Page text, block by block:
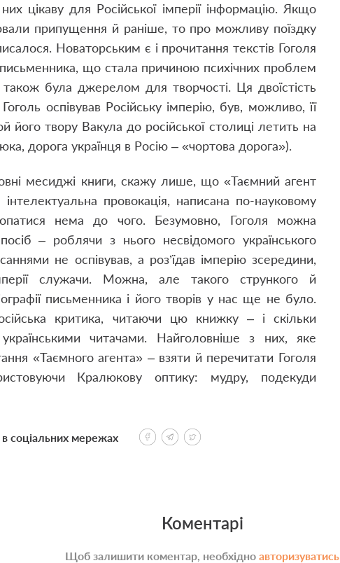
цікаву для Російської імперії інформацію. Якщо
припущення й раніше, то про можливу поїздку
Новаторським є і прочитання текстів Гоголя
що стала причиною психічних проблем
була джерелом для творчості. Ця двоїстість
оспівував Російську імперію, був, можливо, її
його твору Вакула до російської столиці летить на
дорога українця в Росію – «чортова дорога»).
месиджі книги, скажу лише, що «Таємний агент
провокація, написана по-науковому
нема до чого. Безумовно, Гоголя можна
– роблячи з нього несвідомого українського
не оспівував, а роз’їдав імперію зсередини,
служачи. Можна, але такого стрункого й
письменника і його творів у нас ще не було.
критика, читаючи цю книжку – і скільки
читачами. Найголовніше з них, яке
«Таємного агента» – взяти й перечитати Гоголя
Кралюкову оптику: мудру, подекуди
соціальних мережах
Коментарі
Щоб залишити коментар, необхідно авторизуватись